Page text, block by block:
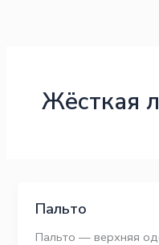
Жёсткая
Пальто
Пальто — верхняя